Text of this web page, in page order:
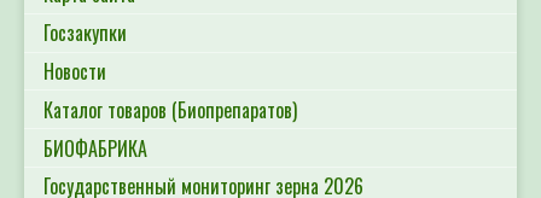
Госзакупки
Новости
Каталог товаров (Биопрепаратов)
БИОФАБРИКА
Государственный мониторинг зерна 2026